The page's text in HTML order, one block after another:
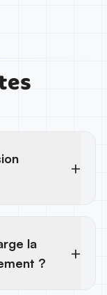
+
la
?
+